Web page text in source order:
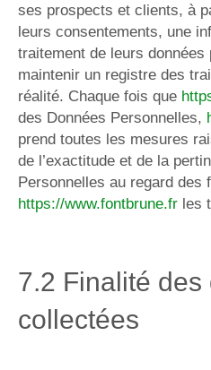
ses prospects et clients, à
leurs consentements, une
traitement de leurs données
maintenir un registre des
réalité. Chaque fois que
des Données Personnelles,
prend toutes les mesures
de l’exactitude et de la
Personnelles au regard des
https://www.fontbrune.fr les
7.2 Finalité des
collectées